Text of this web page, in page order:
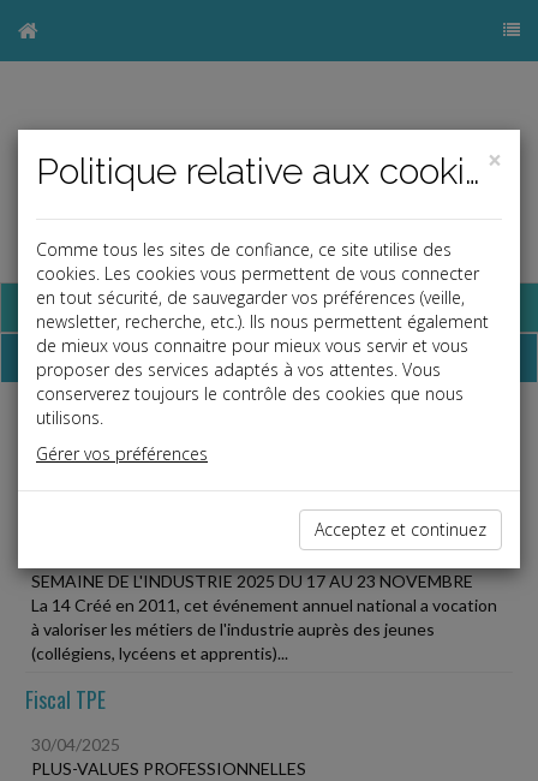
Base documentaire
Dépêches
Liste des dernières dépêches
SEMAINE DE L'INDUSTRIE 2025 DU 17 AU 23 NOVEMBRE
La 14 Créé en 2011, cet événement annuel national a vocation
à valoriser les métiers de l'industrie auprès des jeunes
(collégiens, lycéens et apprentis)...
Fiscal TPE
30/04/2025
PLUS-VALUES PROFESSIONNELLES
×
Politique relative aux cookies
Comme tous les sites de confiance, ce site utilise des
cookies. Les cookies vous permettent de vous connecter
en tout sécurité, de sauvegarder vos préférences (veille,
newsletter, recherche, etc.). Ils nous permettent également
de mieux vous connaitre pour mieux vous servir et vous
proposer des services adaptés à vos attentes. Vous
conserverez toujours le contrôle des cookies que nous
utilisons.
Gérer vos préférences
Acceptez et continuez